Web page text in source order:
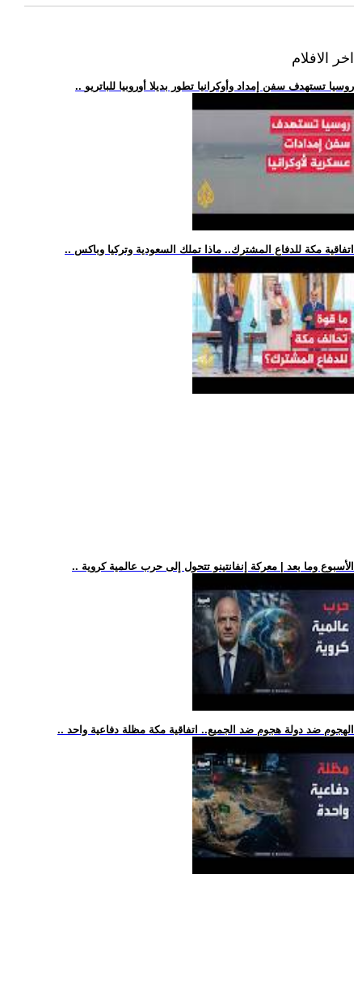
اخر الافلام
.. روسيا تستهدف سفن إمداد وأوكرانيا تطور بديلا أوروبيا للباتريو
.. اتفاقية مكة للدفاع المشترك.. ماذا تملك السعودية وتركيا وباكس
.. الأسبوع وما بعد | معركة إنفانتينو تتحول إلى حرب عالمية كروية
.. الهجوم ضد دولة هجوم ضد الجميع.. اتفاقية مكة مظلة دفاعية واحد